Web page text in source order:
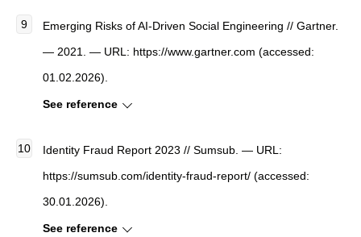
Emerging Risks of AI-Driven Social Engineering // Gartner.
— 2021. — URL: https://www.gartner.com (accessed:
01.02.2026).
See reference
Identity Fraud Report 2023 // Sumsub. — URL:
https://sumsub.com/identity-fraud-report/ (accessed:
30.01.2026).
See reference